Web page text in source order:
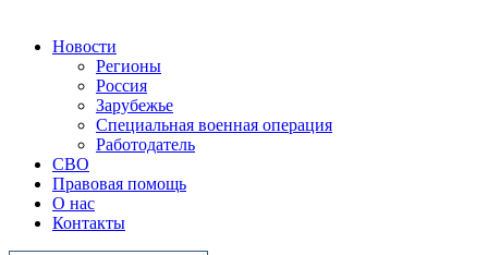
Новости
Регионы
Россия
Зарубежье
Специальная военная операция
Работодатель
СВО
Правовая помощь
О нас
Контакты